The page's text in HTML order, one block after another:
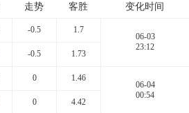
走势 客胜 变化时间
-0.5 1.7
06-03
23:12
-0.5 1.73
0 1.46
06-04
00:54
0 4.42